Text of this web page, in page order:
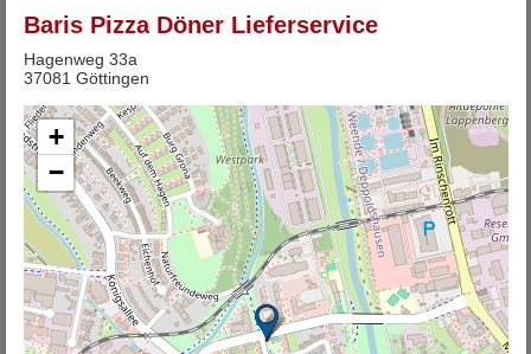
Baris Pizza Döner Lieferservice
Hagenweg 33a
37081 Göttingen
+
−